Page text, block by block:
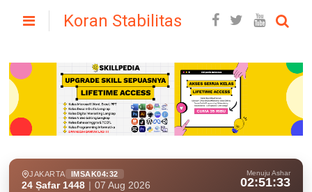
Koran Stabilitas
JAKARTA IMSAK04:32
24 Ṣafar 1448 07 Aug 2026
Menuju Ashar
02:51:32